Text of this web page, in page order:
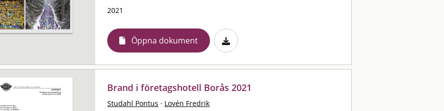
2021
Öppna dokument
Brand i företagshotell Borås 2021
Studahl Pontus · Lovén Fredrik